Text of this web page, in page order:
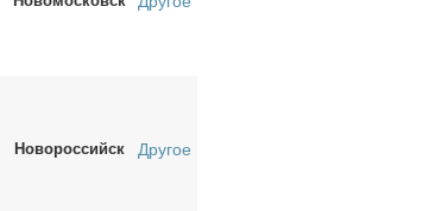
Новороссийск Другое